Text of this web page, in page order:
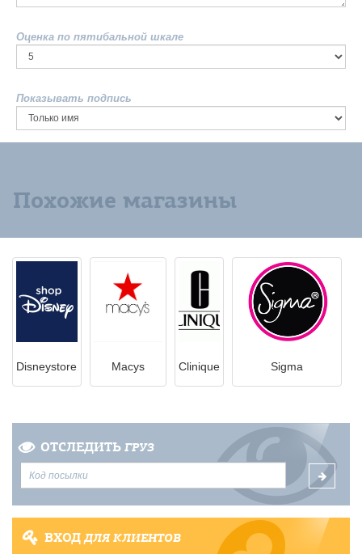
Оценка по пятибальной шкале
Показывать подпись
Похожие магазины
Disneystore Macys Clinique Sigma
ОТСЛЕДИТЬ ГРУЗ
ВХОДДЛЯ КЛИЕНТОВ